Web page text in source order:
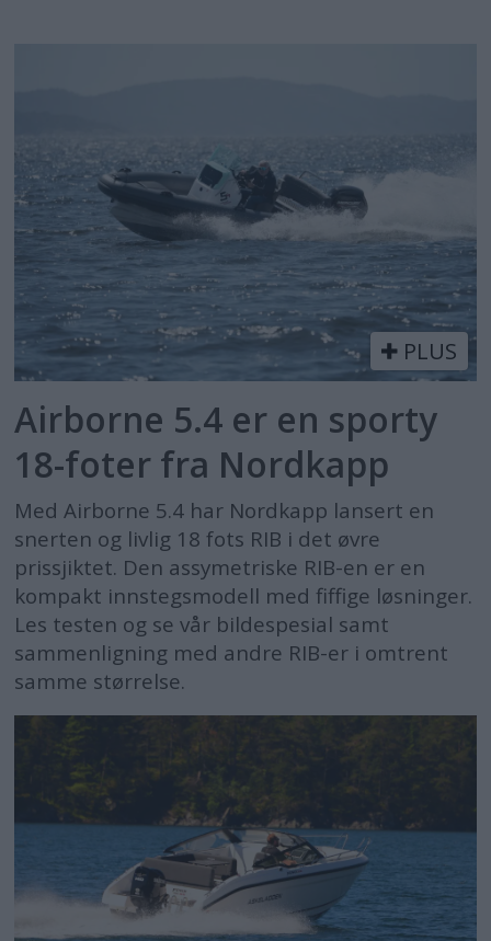
PLUS
Airborne 5.4 er en sporty
18-foter fra Nordkapp
Med Airborne 5.4 har Nordkapp lansert en
snerten og livlig 18 fots RIB i det øvre
prissjiktet. Den assymetriske RIB-en er en
kompakt innstegsmodell med fiffige løsninger.
Les testen og se vår bildespesial samt
sammenligning med andre RIB-er i omtrent
samme størrelse.